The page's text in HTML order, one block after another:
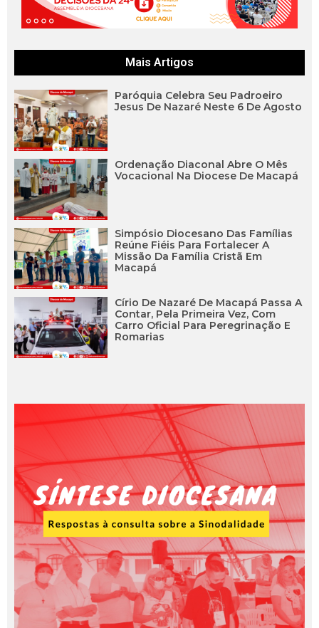
Mais Artigos
Paróquia Celebra Seu Padroeiro
Jesus De Nazaré Neste 6 De Agosto
Ordenação Diaconal Abre O Mês
Vocacional Na Diocese De Macapá
Simpósio Diocesano Das Famílias
Reúne Fiéis Para Fortalecer A
Missão Da Família Cristã Em
Macapá
Círio De Nazaré De Macapá Passa A
Contar, Pela Primeira Vez, Com
Carro Oficial Para Peregrinação E
Romarias